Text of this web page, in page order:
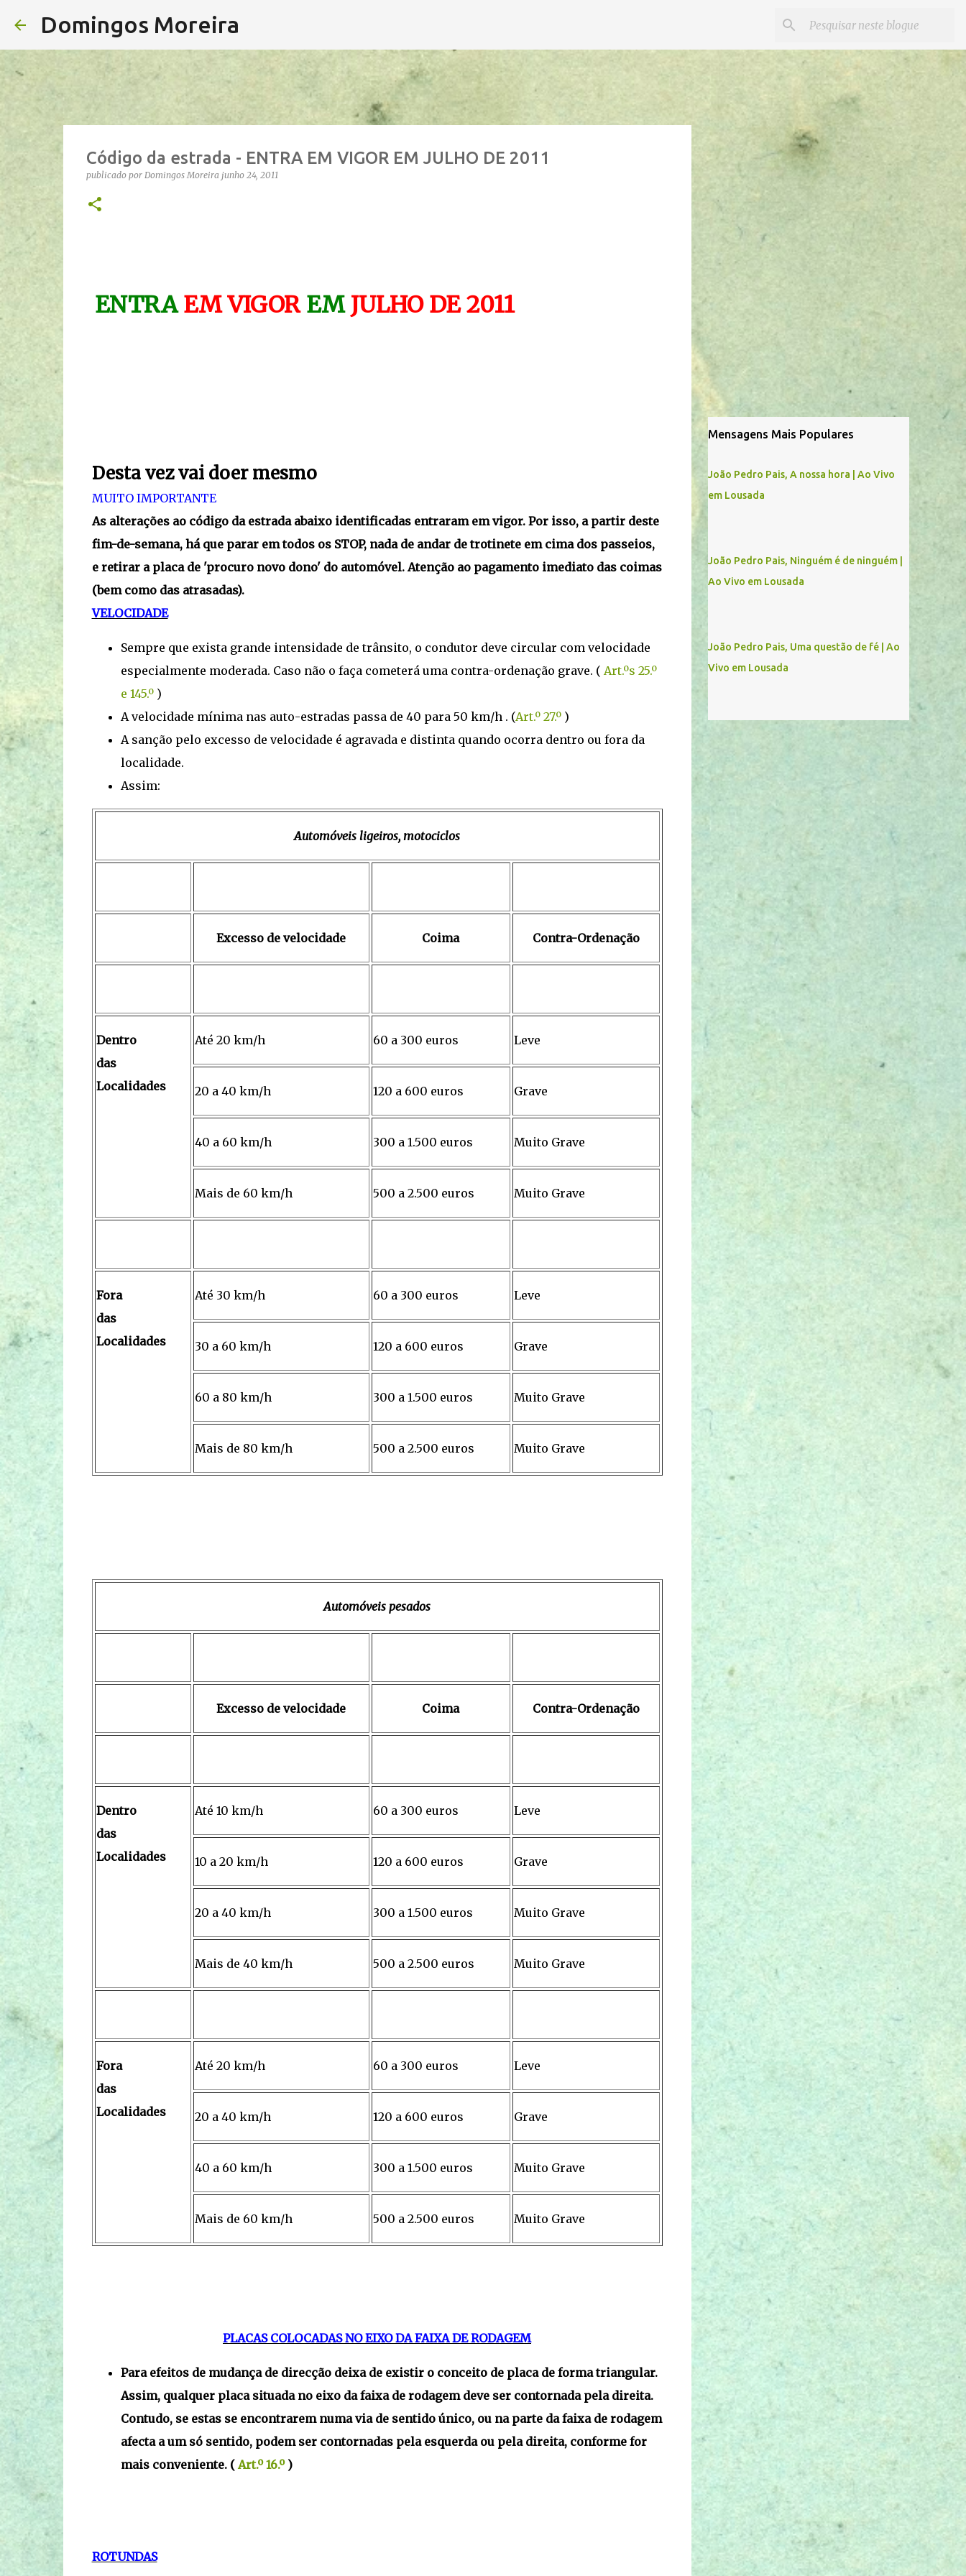
Domingos Moreira
Código da estrada - ENTRA EM VIGOR EM JULHO DE 2011
publicado por Domingos Moreira junho 24, 2011
ENTRAEM VIGOR EM JULHO DE 2011
Desta vez vai doer mesmo
MUITO IMPORTANTE
As alterações ao código da estrada abaixo identificadas entraram em vigor. Por isso, a partir deste
fim-de-semana, há que parar em todos os STOP, nada de andar de trotinete em cima dos passeios,
e retirar a placa de 'procuro novo dono' do automóvel. Atenção ao pagamento imediato das coimas
(bem como das atrasadas).
VELOCIDADE
Sempre que exista grande intensidade de trânsito, o condutor deve circular com velocidade
especialmente moderada. Caso não o faça cometerá uma contra-ordenação grave. ( Art.ºs 25.º
e 145.º )
A velocidade mínima nas auto-estradas passa de 40 para 50 km/h . (Art.º 27.º )
A sanção pelo excesso de velocidade é agravada e distinta quando ocorra dentro ou fora da
localidade.
Assim:
Automóveis ligeiros, motociclos
Excesso de velocidade Coima Contra-Ordenação
Dentro
das
Localidades
Até 20 km/h 60 a 300 euros Leve
20 a 40 km/h 120 a 600 euros Grave
40 a 60 km/h 300 a 1.500 euros Muito Grave
Mais de 60 km/h 500 a 2.500 euros Muito Grave
Fora
das
Localidades
Até 30 km/h 60 a 300 euros Leve
30 a 60 km/h 120 a 600 euros Grave
60 a 80 km/h 300 a 1.500 euros Muito Grave
Mais de 80 km/h 500 a 2.500 euros Muito Grave
Automóveis pesados
Excesso de velocidade Coima Contra-Ordenação
Dentro
das
Localidades
Até 10 km/h 60 a 300 euros Leve
10 a 20 km/h 120 a 600 euros Grave
20 a 40 km/h 300 a 1.500 euros Muito Grave
Mais de 40 km/h 500 a 2.500 euros Muito Grave
Fora
das
Localidades
Até 20 km/h 60 a 300 euros Leve
20 a 40 km/h 120 a 600 euros Grave
40 a 60 km/h 300 a 1.500 euros Muito Grave
Mais de 60 km/h 500 a 2.500 euros Muito Grave
PLACAS COLOCADAS NO EIXO DA FAIXA DE RODAGEM
Para efeitos de mudança de direcção deixa de existir o conceito de placa de forma triangular.
Assim, qualquer placa situada no eixo da faixa de rodagem deve ser contornada pela direita.
Contudo, se estas se encontrarem numa via de sentido único, ou na parte da faixa de rodagem
afecta a um só sentido, podem ser contornadas pela esquerda ou pela direita, conforme for
mais conveniente. (Art.º 16.º )
ROTUNDAS
Mensagens Mais Populares
João Pedro Pais, A nossa hora | Ao Vivo
em Lousada
João Pedro Pais, Ninguém é de ninguém |
Ao Vivo em Lousada
João Pedro Pais, Uma questão de fé | Ao
Vivo em Lousada